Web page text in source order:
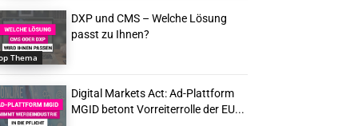
Thema
DXP und CMS – Welche Lösung
passt zu Ihnen?
Digital Markets Act: Ad-Plattform
MGID betont Vorreiterrolle der EU...